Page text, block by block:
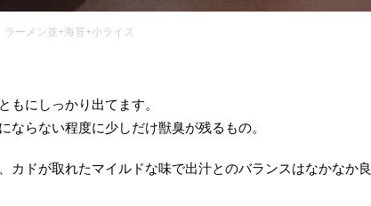
ラーメン並+海苔+小ライス
もにしっかり出てます。
らない程度に少しだけ獣臭が残るもの。
カドが取れたマイルドな味で出汁とのバランスはなかなか良